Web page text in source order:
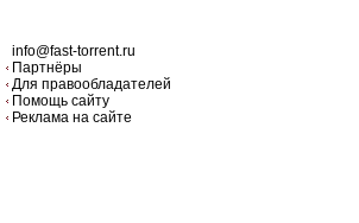
info@fast-torrent.ru
Партнёры
Для правообладателей
Помощь сайту
Реклама на сайте